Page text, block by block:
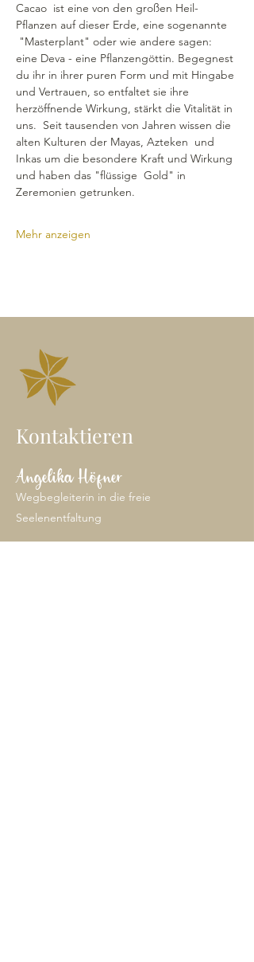
Cacao  ist eine von den großen Heil-
Pflanzen auf dieser Erde, eine sogenannte
"Masterplant" oder wie andere sagen:
eine Deva - eine Pflanzengöttin. Begegnest
du ihr in ihrer puren Form und mit Hingabe
und Vertrauen, so entfaltet sie ihre
herzöffnende Wirkung, stärkt die Vitalität in
uns.  Seit tausenden von Jahren wissen die
alten Kulturen der Mayas, Azteken  und
Inkas um die besondere Kraft und Wirkung
und haben das "flüssige  Gold" in
Zeremonien getrunken.
Mehr anzeigen
Kontaktieren
Angelika Höfner
Wegbegleiterin in die freie
Seelenentfaltung